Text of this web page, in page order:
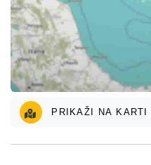
PRIKAŽI NA KARTI